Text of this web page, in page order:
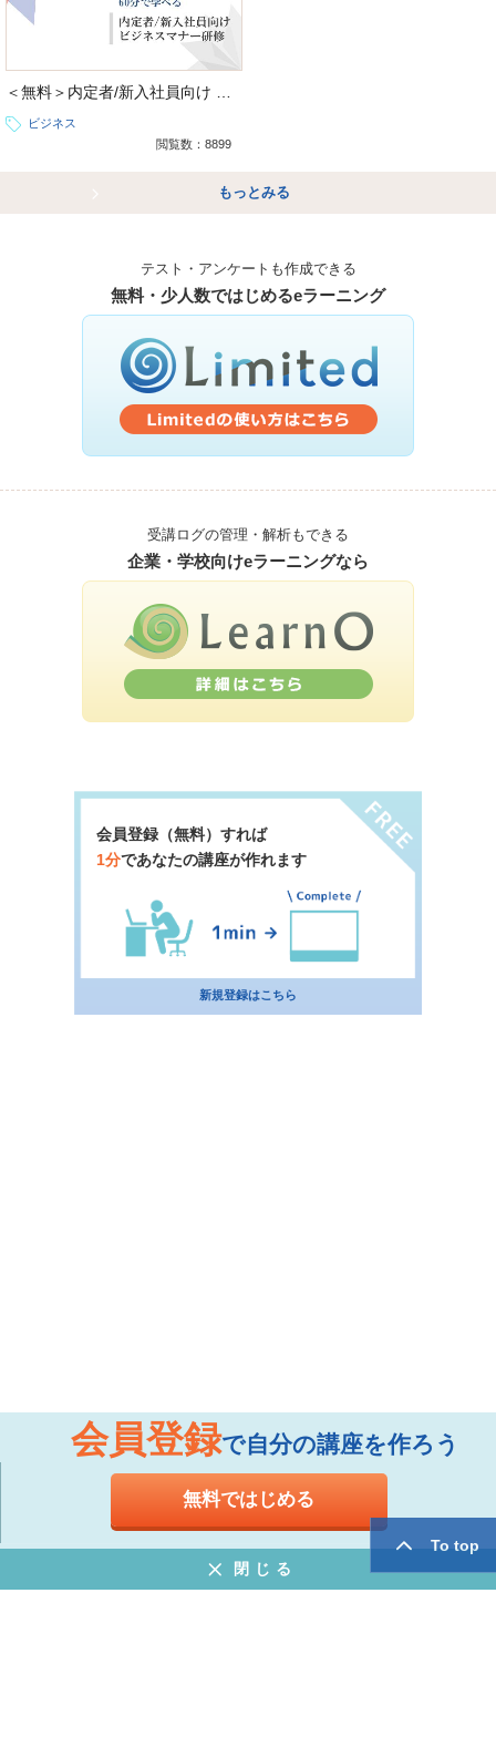
＜無料＞内定者/新入社員向け ビジネスマナー研修
ビジネス
閲覧数：8899
もっとみる
テスト・アンケートも作成できる
無料・少人数ではじめるeラーニング
受講ログの管理・解析もできる
企業・学校向けeラーニングなら
会員登録（無料）すれば
1分であなたの講座が作れます
新規登録はこちら
To top
会員登録で自分の講座を作ろう
無料ではじめる
閉じる